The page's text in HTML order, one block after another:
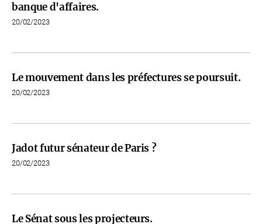
banque d'affaires.
20/02/2023
Le mouvement dans les préfectures se poursuit.
20/02/2023
Jadot futur sénateur de Paris ?
20/02/2023
Le Sénat sous les projecteurs.